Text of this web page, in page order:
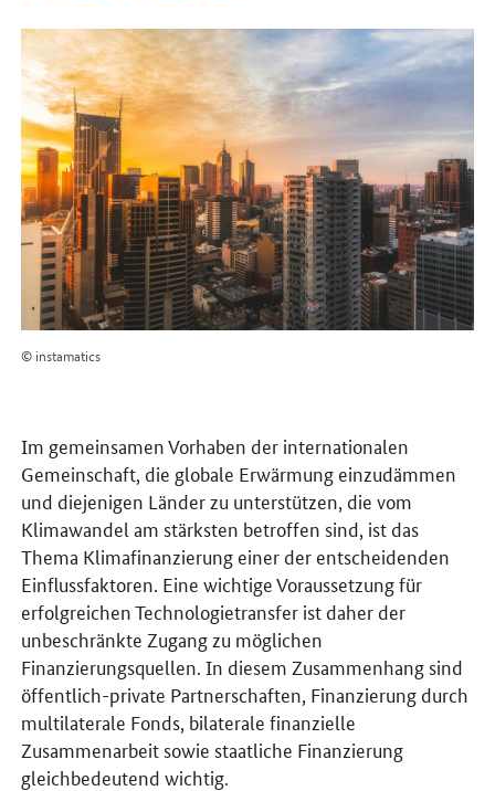
© instamatics
Im gemeinsamen Vorhaben der internationalen
Gemeinschaft, die globale Erwärmung einzudämmen
und diejenigen Länder zu unterstützen, die vom
Klimawandel am stärksten betroffen sind, ist das
Thema Klimafinanzierung einer der entscheidenden
Einflussfaktoren. Eine wichtige Voraussetzung für
erfolgreichen Technologietransfer ist daher der
unbeschränkte Zugang zu möglichen
Finanzierungsquellen. In diesem Zusammenhang sind
öffentlich-private Partnerschaften, Finanzierung durch
multilaterale Fonds, bilaterale finanzielle
Zusammenarbeit sowie staatliche Finanzierung
gleichbedeutend wichtig.